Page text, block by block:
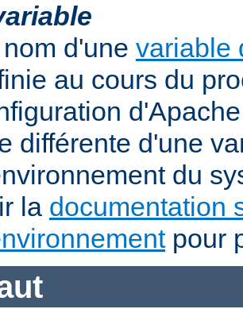
d'une variable
au cours du
différente d'une
du
la documentation
pour